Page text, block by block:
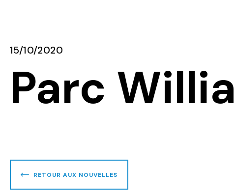
15/10/2020
Parc
RETOUR AUX NOUVELLES